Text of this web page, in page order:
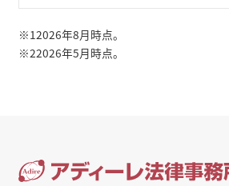
※12026年8月時点。
※22026年5月時点。